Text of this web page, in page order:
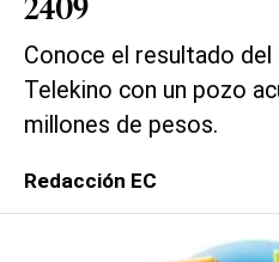
Conoce el resultado
Telekino con un pozo
millones de pesos.
Redacción EC